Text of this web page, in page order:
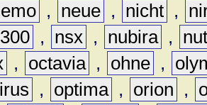
, neue , nicht ,
, nsx , nubira ,
, octavia , ohne ,
, optima , orion ,